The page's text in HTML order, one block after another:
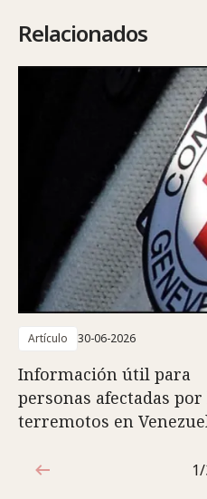
Relacionados
Artículo 30-06-2026
Información útil para
personas afectadas por
terremotos en